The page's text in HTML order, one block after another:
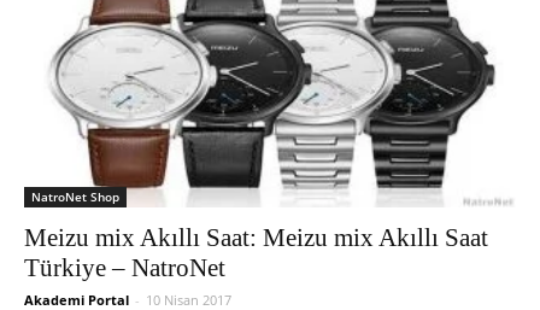
NatroNet Shop
Meizu mix Akıllı Saat: Meizu mix Akıllı Saat
Türkiye – NatroNet
Akademi Portal - 10 Nisan 2017